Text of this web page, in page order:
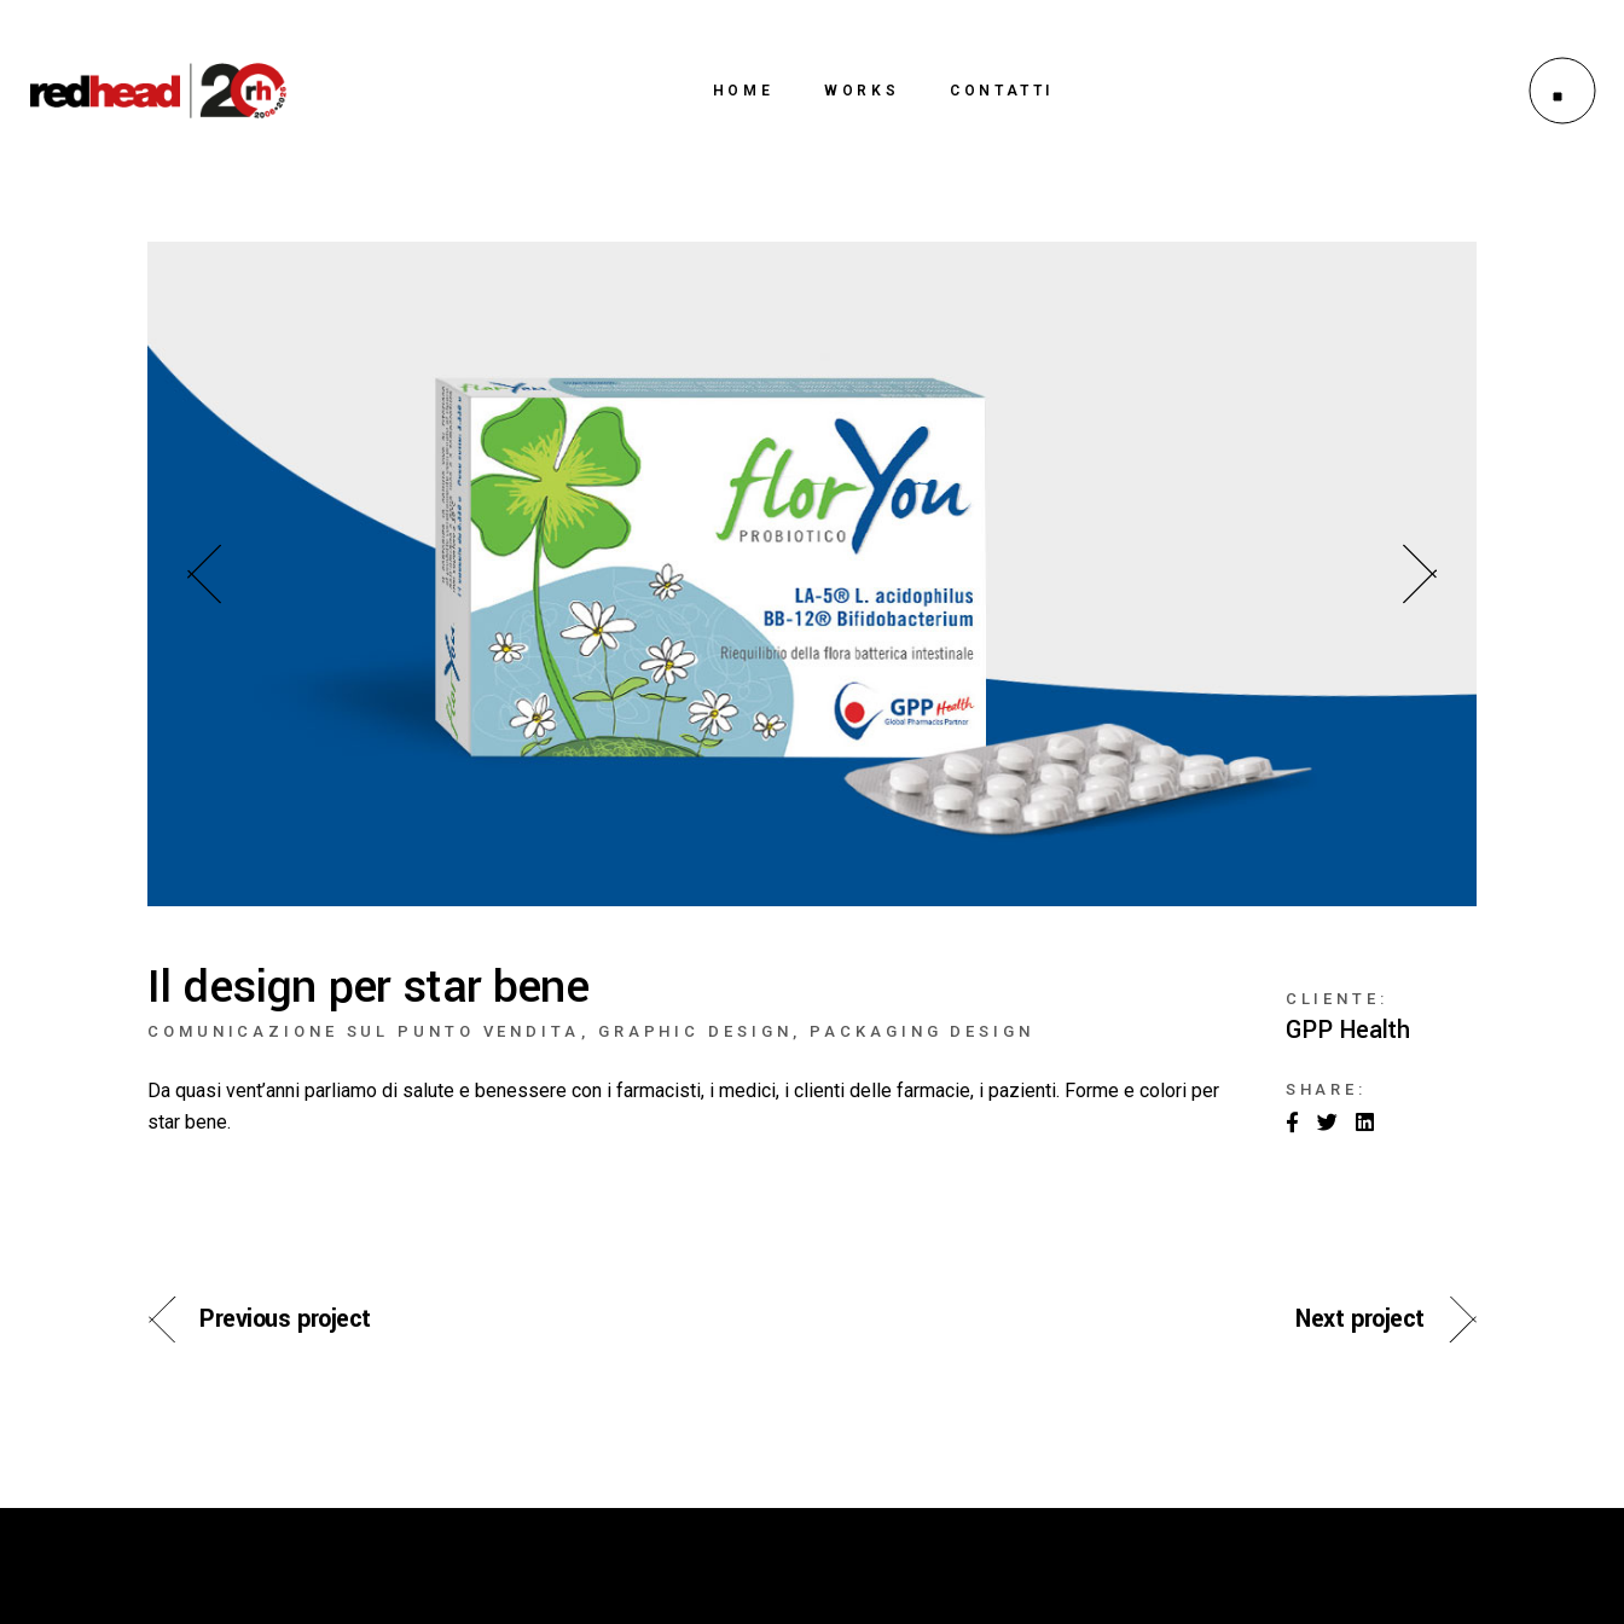
HOME WORKS CONTATTI
Il design per star bene
COMUNICAZIONE SUL PUNTO VENDITA GRAPHIC DESIGN PACKAGING DESIGN
Da quasi vent’anni parliamo di salute e benessere con i farmacisti, i medici, i clienti delle farmacie, i pazienti. Forme e colori per
star bene.
CLIENTE:
GPP Health
SHARE:
Previous project Next project